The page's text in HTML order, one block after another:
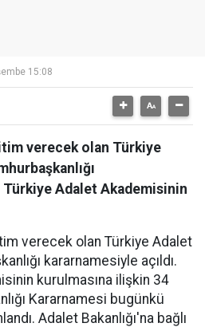
15:08
verecek olan Türkiye
Türkiye Adalet Akademisinin
verecek olan Türkiye Adalet
kararnamesiyle açıldı.
kurulmasına ilişkin 34
Kararnamesi bugünkü
Adalet Bakanlığı'na bağlı